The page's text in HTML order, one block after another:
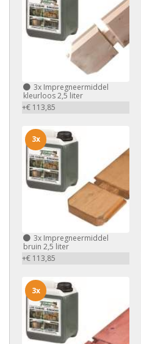
3x Impregneermiddel
kleurloos 2,5 liter
+€ 113,85
3x Impregneermiddel
bruin 2,5 liter
+€ 113,85
3x
3x